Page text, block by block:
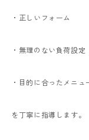
・正しいフォーム
・無理のない負荷設定
・目的に合ったメニュ
を丁寧に指導します。